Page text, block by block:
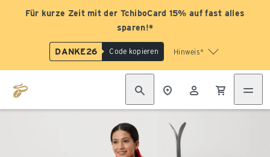
Für kurze Zeit mit der TchiboCard 15% auf fast alles
sparen!*
DANKE26 Code kopieren Hinweis*